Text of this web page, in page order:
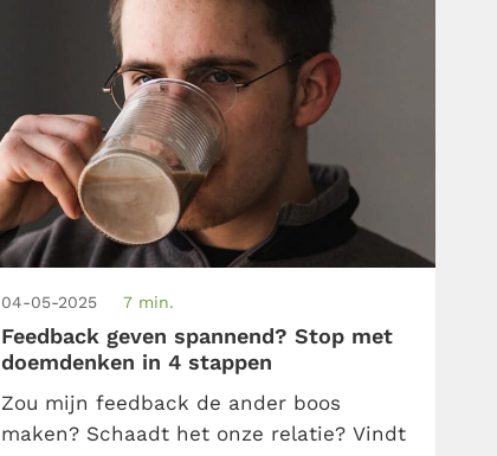
04-05-2025 7 min.
Feedback geven spannend? Stop met
doemdenken in 4 stappen
Zou mijn feedback de ander boos
maken? Schaadt het onze relatie? Vindt